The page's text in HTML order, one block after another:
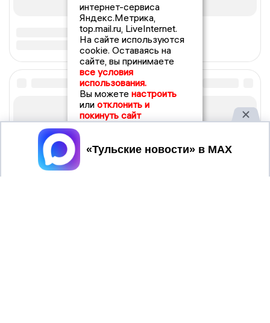
интернет-сервиса
Яндекс.Метрика,
top.mail.ru, LiveInternet.
На сайте используются
cookie. Оставаясь на
сайте, вы принимаете
все условия
использования.
Вы можете настроить
или отклонить и
покинуть сайт
Принять